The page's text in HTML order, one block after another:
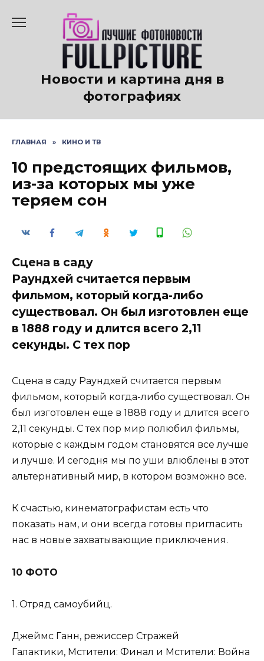
содержанию
Новости и картина дня в
фотографиях
ГЛАВНАЯ » КИНО И ТВ
10 предстоящих фильмов,
из-за которых мы уже
теряем сон
Сцена в саду
Раундхей считается первым
фильмом, который когда-либо
существовал. Он был изготовлен еще
в 1888 году и длится всего 2,11
секунды. С тех пор
Сцена в саду Раундхей считается первым
фильмом, который когда-либо существовал. Он
был изготовлен еще в 1888 году и длится всего
2,11 секунды. С тех пор мир полюбил фильмы,
которые с каждым годом становятся все лучше
и лучше. И сегодня мы по уши влюблены в этот
альтернативный мир, в котором возможно все.
К счастью, кинематографистам есть что
показать нам, и они всегда готовы пригласить
нас в новые захватывающие приключения.
10 ФОТО
1. Отряд самоубийц.
Джеймс Ганн, режиссер Стражей
Галактики, Мстители: Финал и Мстители: Война